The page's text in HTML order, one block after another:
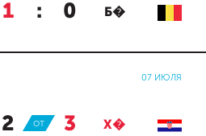
1 : 0 Б�
07 ИЮЛЯ
2 : 3 Х�
ОТ